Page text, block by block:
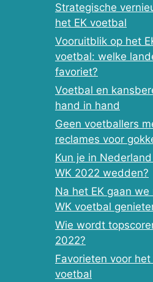
Strategische
het EK voetbal
Vooruitblik op het
voetbal: welke
favoriet?
Voetbal en
hand in hand
Geen voetballers
reclames voor
Kun je in
WK 2022 wedden?
Na het EK gaan
WK voetbal
Wie wordt
2022?
Favorieten voor het
voetbal